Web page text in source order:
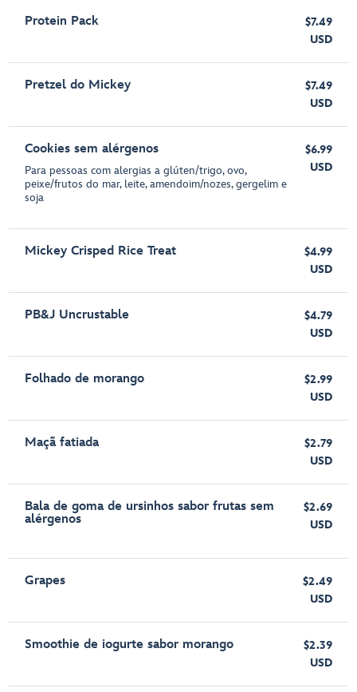
Protein Pack
$7.49
USD
Pretzel do Mickey
$7.49
USD
Cookies sem alérgenos
Para pessoas com alergias a glúten/trigo, ovo,
peixe/frutos do mar, leite, amendoim/nozes, gergelim e
soja
$6.99
USD
Mickey Crisped Rice Treat
$4.99
USD
PB&J Uncrustable
$4.79
USD
Folhado de morango
$2.99
USD
Maçã fatiada
$2.79
USD
Bala de goma de ursinhos sabor frutas sem
alérgenos
$2.69
USD
Grapes
$2.49
USD
Smoothie de iogurte sabor morango
$2.39
USD